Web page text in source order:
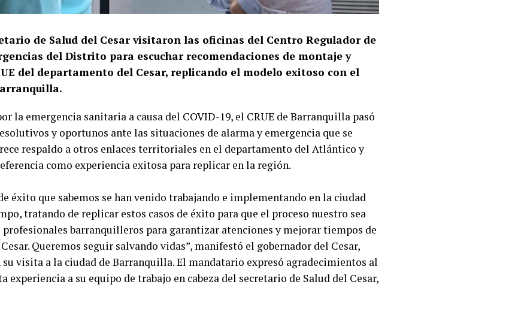
de Salud del Cesar visitaron las oficinas del Centro Regulador de
del Distrito para escuchar recomendaciones de montaje y
del departamento del Cesar, replicando el modelo exitoso con el
la emergencia sanitaria a causa del COVID-19, el CRUE de Barranquilla pasó
y oportunos ante las situaciones de alarma y emergencia que se
respaldo a otros enlaces territoriales en el departamento del Atlántico y
como experiencia exitosa para replicar en la región.
éxito que sabemos se han venido trabajando e implementando en la ciudad
tratando de replicar estos casos de éxito para que el proceso nuestro sea
profesionales barranquilleros para garantizar atenciones y mejorar tiempos de
Queremos seguir salvando vidas”, manifestó el gobernador del Cesar,
visita a la ciudad de Barranquilla. El mandatario expresó agradecimientos al
a su equipo de trabajo en cabeza del secretario de Salud del Cesar,